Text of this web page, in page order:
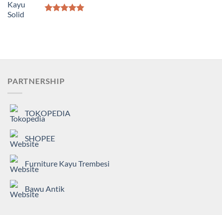
PARTNERSHIP
TOKOPEDIA
SHOPEE
Furniture Kayu Trembesi
Bawu Antik